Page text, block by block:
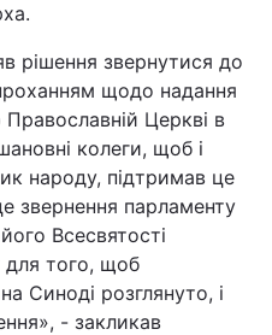
рішення звернутися до
щодо надання
Церкві в
колеги, щоб і
народу, підтримав це
звернення парламенту
Всесвятості
для того, щоб
Синоді розглянуто, і
- закликав